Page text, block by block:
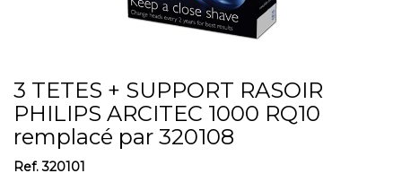
3 TETES + SUPPORT RASOIR
PHILIPS ARCITEC 1000 RQ10
remplacé par 320108
Ref.320101